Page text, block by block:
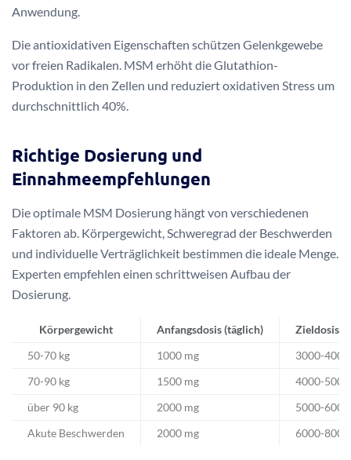
Anwendung.
Die antioxidativen Eigenschaften schützen Gelenkgewebe
vor freien Radikalen. MSM erhöht die Glutathion-
Produktion in den Zellen und reduziert oxidativen Stress um
durchschnittlich 40%.
Richtige Dosierung und
Einnahmeempfehlungen
Die optimale MSM Dosierung hängt von verschiedenen
Faktoren ab. Körpergewicht, Schweregrad der Beschwerden
und individuelle Verträglichkeit bestimmen die ideale Menge.
Experten empfehlen einen schrittweisen Aufbau der
Dosierung.
Körpergewicht Anfangsdosis (täglich) Zieldosis
50-70 kg 1000 mg 3000-4000
70-90 kg 1500 mg 4000-5000
über 90 kg 2000 mg 5000-6000
Akute Beschwerden 2000 mg 6000-8000